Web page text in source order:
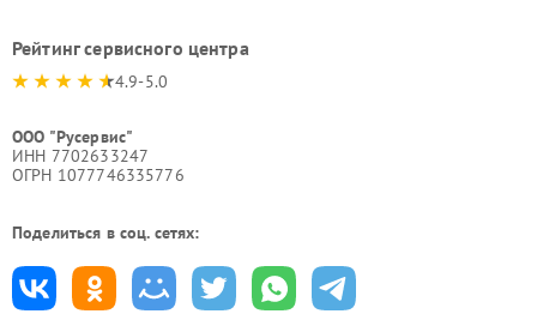
Рейтинг сервисного центра
4.9-5.0
ООО "Русервис"
ИНН 7702633247
ОГРН 1077746335776
Поделиться в соц. сетях: